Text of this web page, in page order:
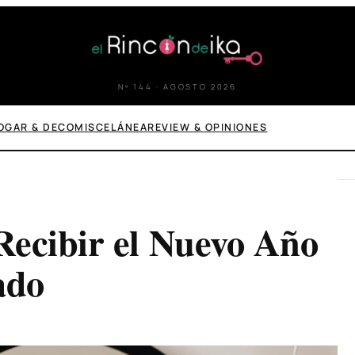
Nº 144 · AGOSTO 2026
& DECOMISCELÁNEAREVIEW & OPINIONES
el Nuevo Año